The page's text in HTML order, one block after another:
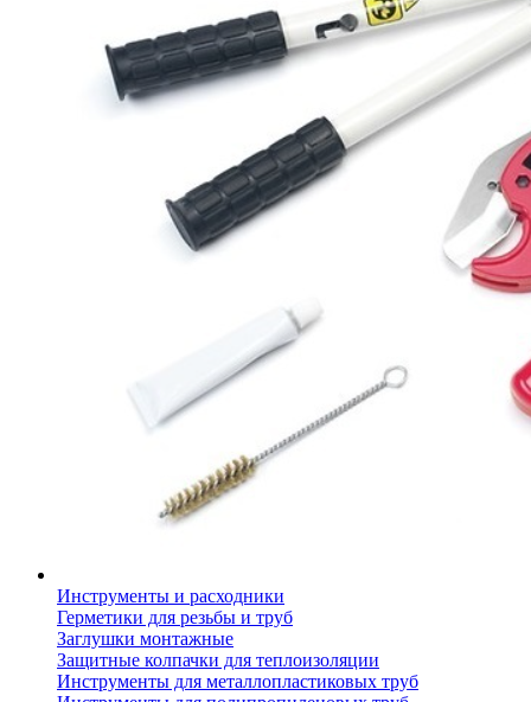
Инструменты и расходники
Герметики для резьбы и труб
Заглушки монтажные
Защитные колпачки для теплоизоляции
Инструменты для металлопластиковых труб